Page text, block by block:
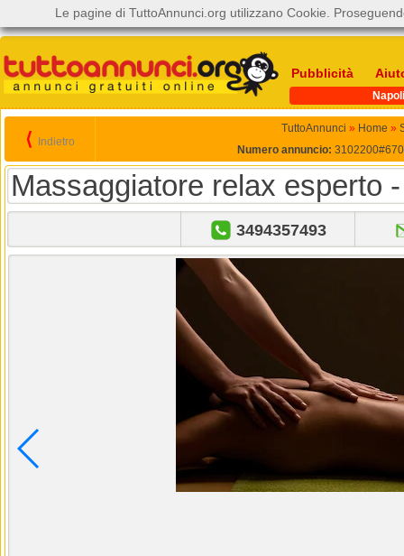
Pubblicità
Napoli
⟨ Indietro
TuttoAnnunci » Home »
Numero annuncio:
Massaggiatore relax esperto
3494357493
Le pagine di TuttoAnnunci.org utilizzano Cookie.